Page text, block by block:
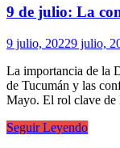
El
regreso
de
Perón
9 de julio: La
9 julio, 20229 julio,
La importancia de la
de Tucumán y las
Mayo. El rol clave
9
Seguir Leyendo